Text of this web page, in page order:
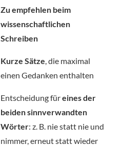
Zu empfehlen beim
wissenschaftlichen
Schreiben
Kurze Sätze, die maximal
einen Gedanken enthalten
Entscheidung füreines der
beiden sinnverwandten
Wörter: z. B. nie statt nie und
nimmer, erneut statt wieder